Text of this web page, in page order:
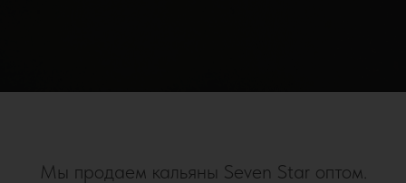
Мы продаем кальяны Seven Star оптом.